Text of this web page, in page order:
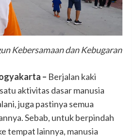
Kebersamaan dan Kebugaran
– Berjalan kaki
aktivitas dasar manusia
juga pastinya semua
Sebab, untuk berpindah
tempat lainnya, manusia